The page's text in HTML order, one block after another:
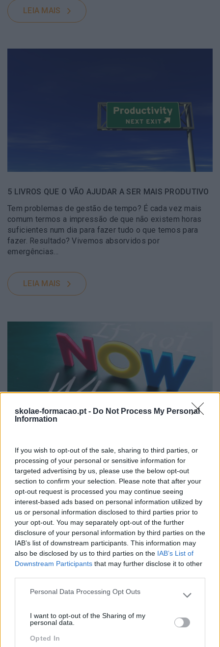
skolae-formacao.pt - Do Not Process My Personal
Information
If you wish to opt-out of the sale, sharing to third parties, or
processing of your personal or sensitive information for
targeted advertising by us, please use the below opt-out
section to confirm your selection. Please note that after your
opt-out request is processed you may continue seeing
interest-based ads based on personal information utilized by
us or personal information disclosed to third parties prior to
your opt-out. You may separately opt-out of the further
disclosure of your personal information by third parties on the
IAB’s list of downstream participants. This information may
also be disclosed by us to third parties on the IAB’s List of
Downstream Participants that may further disclose it to other
Please note that this website/app uses one or more Google
not limited to your visit or usage behaviour. You may click to
grant or deny consent to Google and its third-party tags to
use your data for below specified purposes in below Google
Personal Data Processing Opt Outs
I want to opt-out of the Sharing of my
personal data.
Opted In
LEIA MAIS
5 LIVROS QUE O VÃO AJUDAR A SER MAIS PRODUTIVO
Tem problemas de gestão de tempo? É cada vez mais
comum termos a impressão de que não existem horas
suficientes num dia para fazer tudo o que temos para
fazer. Resultado? Vivemos absorvidos por
emergências…
LEIA MAIS
OS MITOS MAIS COMUNS SOBRE A PROCRASTINAÇÃO
É fácil adiar coisas, especialmente quando se trata de
um grande projeto. De acordo com Joseph Ferrari,
professor de Psicologia da Universidade de Chicago,
nos EUA, em declarações à Fast Company, a
procrastinação é um problema comum a toda a gente,
mas ainda assim nem toda a gente se pode apelidar de
‘procrastinador’.
LEIA MAIS
PREJUDICAR O NEGÓCIO